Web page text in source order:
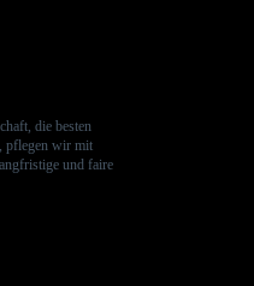
die besten
pflegen wir mit
und faire